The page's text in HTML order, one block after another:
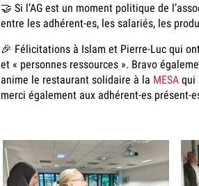
🤝​ Si l’AG est un moment politique de
entre les adhérent-es, les salariés, les
​🎉 Félicitations à Islam et Pierre-Luc qui
et « personnes ressources ». Bravo
anime le restaurant solidaire à la MESA qui
merci également aux adhérent-es présent-